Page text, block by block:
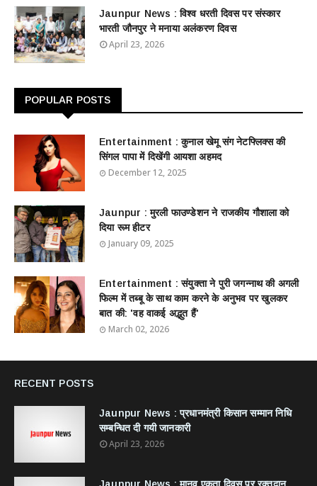
Jaunpur News : विश्व धरती दिवस पर संस्कार
भारती जौनपुर ने मनाया अलंकरण दिवस
April 23, 2026
POPULAR POSTS
Entertainment : ​​​​कुनाल खेमू संग नेटफ्लिक्स की
सिंगल पापा में दिखेंगी आयशा अहमद
December 12, 2025
Jaunpur : ​मुरली फाउण्डेशन ने राजकीय गौशाला को
दिया रूम हीटर
January 09, 2025
Entertainment : ​संयुक्ता ने पुरी जगन्नाथ की अगली
फिल्म में तब्बू के साथ काम करने के अनुभव पर खुलकर
बात की: 'वह वाकई अद्भुत हैं'
March 02, 2026
RECENT POSTS
Jaunpur News : ​प्रधानमंत्री किसान सम्मान निधि
सम्बन्धित दी गयी जानकारी
April 23, 2026